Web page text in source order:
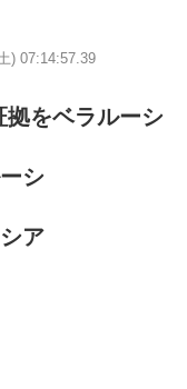
) 07:14:57.39
拠をベラルーシ
シ
ア